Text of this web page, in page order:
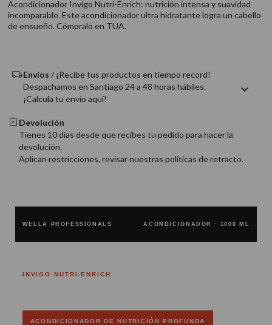
Acondicionador Invigo Nutri-Enrich: nutrición intensa y suavidad
incomparable. Este acondicionador ultra hidratante logra un cabello
de ensueño. Cómpralo en TUA.
Envíos / ¡Recibe tus productos en tiempo record!
Despachamos en Santiago 24 a 48 horas hábiles.
¡Calcula tu envío aquí!
Devolución
Tienes 10 días desde que recibes tu pedido para hacer la
devolución.
Aplican restricciones, revisar nuestras politicas de retracto.
WELLA PROFESSIONALS ACONDICIONADOR · 1000 ML
INVIGO NUTRI-ENRICH
ACONDICIONADOR DE NUTRICIÓN PROFUNDA
9. acondicionador
10. protector térmico